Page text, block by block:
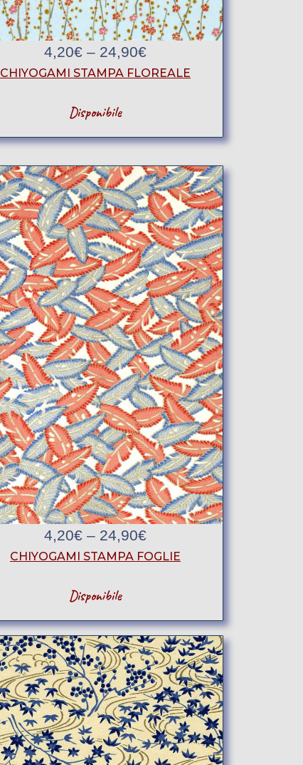
4,20€ – 24,90€
CHIYOGAMI STAMPA FLOREALE
Disponibile
4,20€ – 24,90€
CHIYOGAMI STAMPA FOGLIE
Disponibile